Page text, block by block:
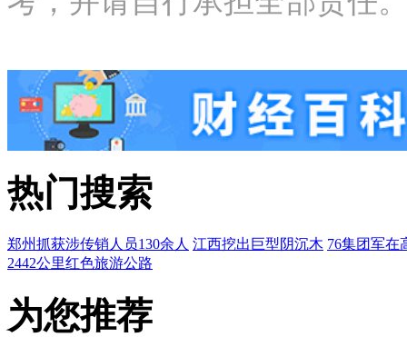
热门搜索
郑州抓获涉传销人员130余人 江西挖出巨型阴沉木 76集团军在
2442公里红色旅游公路
为您推荐